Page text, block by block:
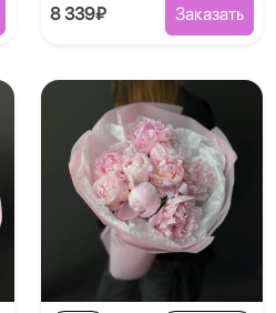
8 339₽ Заказать